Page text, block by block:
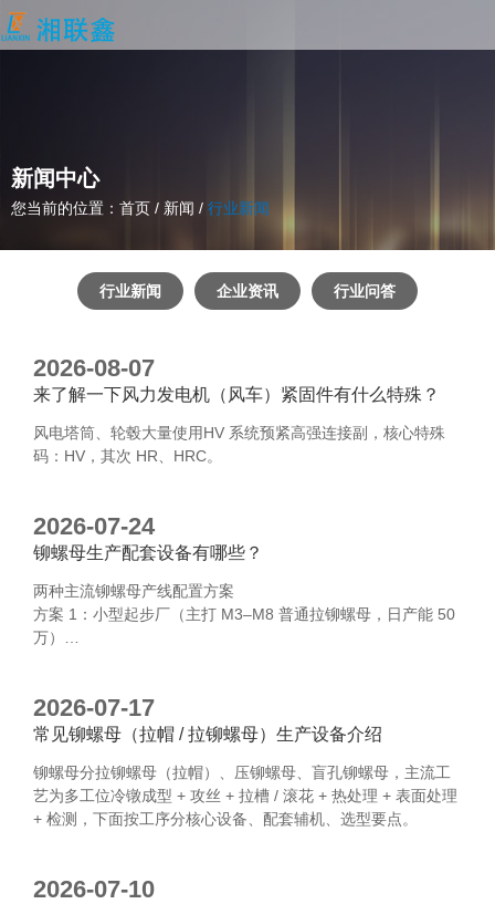
新闻中心
您当前的位置：首页 / 新闻 / 行业新闻
行业新闻 企业资讯 行业问答
2026-08-07
来了解一下风力发电机（风车）紧固件有什么特殊？
风电塔筒、轮毂大量使用HV 系统预紧高强连接副，核心特殊
码：HV，其次 HR、HRC。
2026-07-24
铆螺母生产配套设备有哪些？
两种主流铆螺母产线配置方案
方案 1：小型起步厂（主打 M3–M8 普通拉铆螺母，日产能 50
万）
2026-07-17
常见铆螺母（拉帽 / 拉铆螺母）生产设备介绍
铆螺母分拉铆螺母（拉帽）、压铆螺母、盲孔铆螺母，主流工
艺为多工位冷镦成型 + 攻丝 + 拉槽 / 滚花 + 热处理 + 表面处理
+ 检测，下面按工序分核心设备、配套辅机、选型要点。
2026-07-10